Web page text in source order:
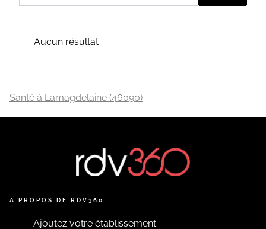
Aucun résultat
Santé à Lamagdelaine (46090)
A PROPOS DE RDV360
Ajoutez votre établissement